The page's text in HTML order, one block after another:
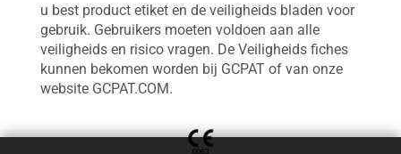
u best product etiket en de veiligheids bladen voor
gebruik. Gebruikers moeten voldoen aan alle
veiligheids en risico vragen. De Veiligheids fiches
kunnen bekomen worden bij GCPAT of van onze
website GCPAT.COM.